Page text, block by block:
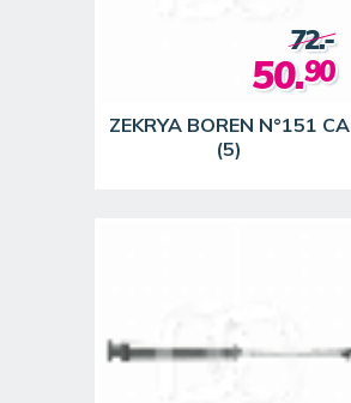
ZEKRYA BOREN N°151 CA
(5)
72.-
50.90